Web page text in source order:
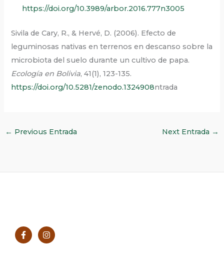
https://doi.org/10.3989/arbor.2016.777n3005
Sivila de Cary, R., & Hervé, D. (2006). Efecto de
leguminosas nativas en terrenos en descanso sobre la
microbiota del suelo durante un cultivo de papa.
Ecología en Bolivia, 41(1), 123-135.
https://doi.org/10.5281/zenodo.1324908ntrada
← Previous Entrada Next Entrada →